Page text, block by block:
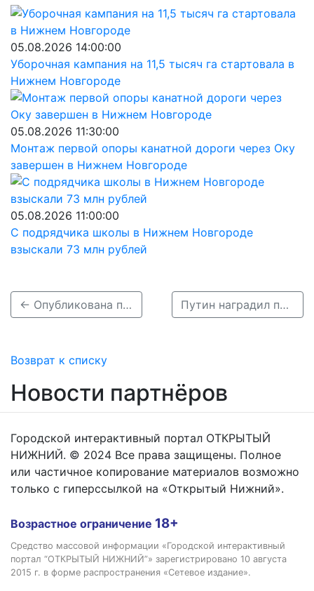
05.08.2026 14:00:00
Уборочная кампания на 11,5 тысяч га стартовала в
Нижнем Новгороде
05.08.2026 11:30:00
Монтаж первой опоры канатной дороги через Оку
завершен в Нижнем Новгороде
05.08.2026 11:00:00
С подрядчика школы в Нижнем Новгороде
взыскали 73 млн рублей
← Опубликована программа празднования Дня России-2023 в Нижнем Новгороде Путин наградил пережившего покушение Прилепина орденом Мужества →
Возврат к списку
Новости партнёров
Городской интерактивный портал ОТКРЫТЫЙ
НИЖНИЙ. © 2024 Все права защищены. Полное
или частичное копирование материалов возможно
только с гиперссылкой на «Открытый Нижний».
Возрастное ограничение 18+
Средство массовой информации «Городской интерактивный
портал “ОТКРЫТЫЙ НИЖНИЙ”» зарегистрировано 10 августа
2015 г. в форме распространения «Сетевое издание».